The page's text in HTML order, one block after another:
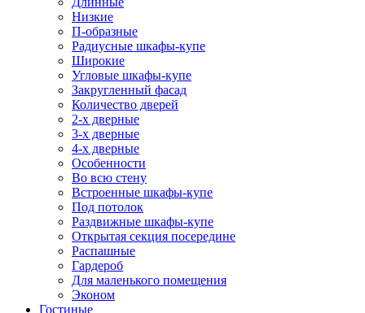
Низкие
П-образные
Радиусные шкафы-купе
Широкие
Угловые шкафы-купе
Закругленный фасад
Количество дверей
2-х дверные
3-х дверные
4-х дверные
Особенности
Во всю стену
Встроенные шкафы-купе
Под потолок
Раздвижные шкафы-купе
Открытая секция посередине
Распашные
Гардероб
Для маленького помещения
Эконом
Гостиные